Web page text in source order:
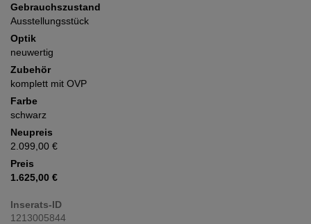
Gebrauchszustand
Ausstellungsstück
Optik
neuwertig
Zubehör
komplett mit OVP
Farbe
schwarz
Neupreis
2.099,00 €
Preis
1.625,00 €
Inserats-ID
1213005844